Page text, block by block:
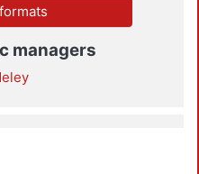
managers